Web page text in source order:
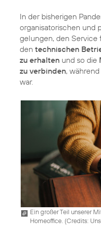
In der bisherigen
organisatorischen und
gelungen, den Service
den technischen
zu erhalten und so die
zu verbinden,
war.
Ein großer Teil unserer
Homeoffice. (Credits: